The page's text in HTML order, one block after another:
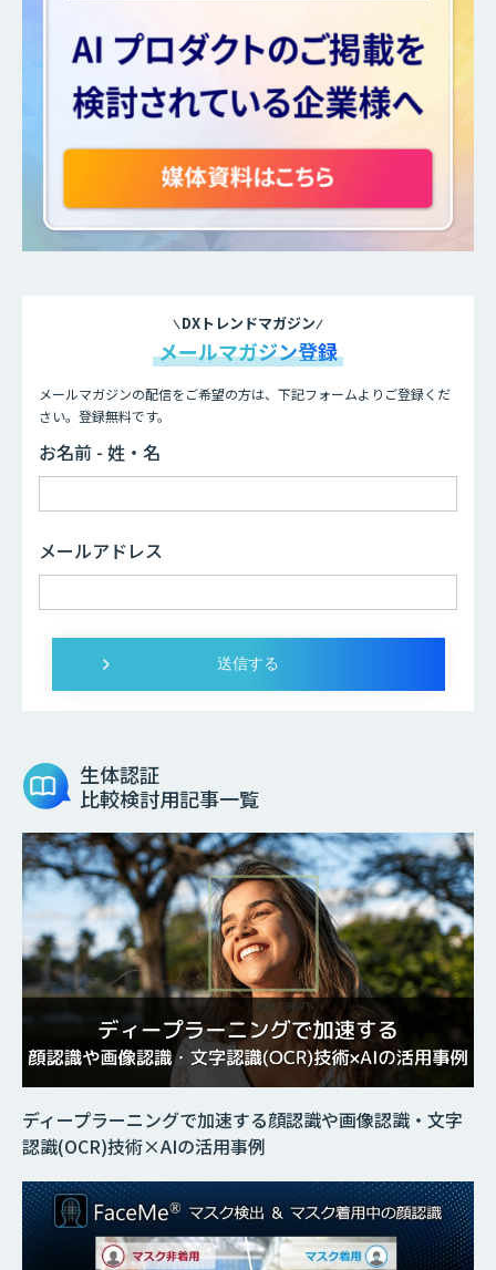
DXトレンドマガジン
メールマガジン登録
メールマガジンの配信をご希望の方は、下記フォームよりご登録くだ
さい。登録無料です。
お名前 - 姓・名
メールアドレス
生体認証
比較検討用記事一覧
ディープラーニングで加速する顔認識や画像認識・文字
認識(OCR)技術×AIの活用事例